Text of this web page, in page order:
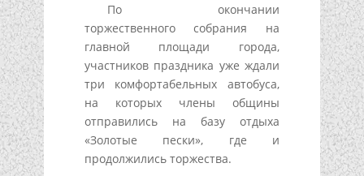
По окончании
торжественного собрания на
главной площади города,
участников праздника уже ждали
три комфортабельных автобуса,
на которых члены общины
отправились на базу отдыха
«Золотые пески», где и
продолжились торжества.